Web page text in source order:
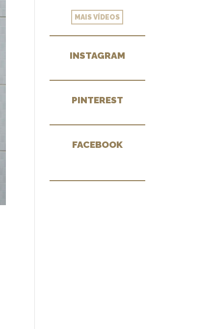
MAIS VÍDEOS
INSTAGRAM
PINTEREST
FACEBOOK